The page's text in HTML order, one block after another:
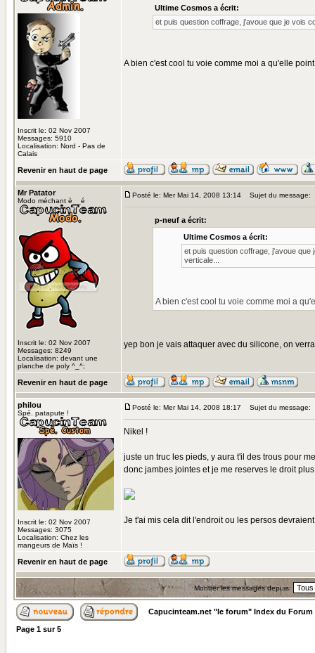
Inscrit le: 02 Nov 2007
Messages: 5910
Localisation: Nord - Pas de
Calais
Ultime Cosmos a écrit:
et puis question coffrage, j'avoue que je vois
A bien c'est cool tu voie comme moi a qu'elle
Revenir en haut de page
Mr Patator
Modo méchant è__é
Inscrit le: 02 Nov 2007
Messages: 8249
Localisation: devant une
planche de poly ^_^;
Posté le: Mer Mai 14, 2008 13:14 Sujet du message:
p-neuf a écrit:
Ultime Cosmos a écrit:
et puis question coffrage, j'avoue que
verticale...
A bien c'est cool tu voie comme moi a
yep bon je vais attaquer avec du silicone, on
Revenir en haut de page
philou
Spé. patapute !
Inscrit le: 02 Nov 2007
Messages: 3075
Localisation: Chez les
mangeurs de Maïs !
Posté le: Mer Mai 14, 2008 18:17 Sujet du message:
Nikel !
juste un truc les pieds, y aura t'il des trous pour
donc jambes jointes et je me reserves le droit
Je t'ai mis cela dit l'endroit ou les persos
Revenir en haut de page
Montrer les messages depuis:
Capucinteam.net "le forum" Index du Forum
Page 1 sur5